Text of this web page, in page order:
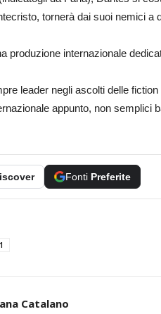
tornerà dai suoi nemici a
produzione internazionale
leader negli ascolti delle
appunto, non semplici
Fonti Preferite
Catalano